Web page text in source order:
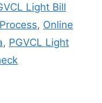
Light Bill
, Online
, PGVCL Light